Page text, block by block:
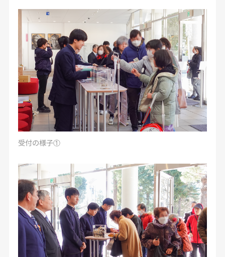
受付の様子①